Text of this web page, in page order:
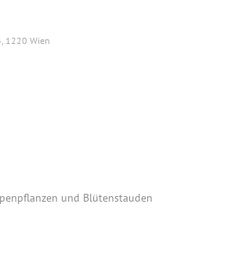
1220 Wien
und Blütenstauden